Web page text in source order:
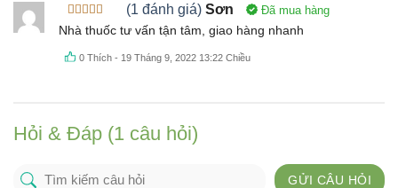
Được xếp
hạng55
sao
(1 đánh giá) Sơn Đã mua hàng
Nhà thuốc tư vấn tận tâm, giao hàng nhanh
0 Thích - 19 Tháng 9, 2022 13:22 Chiều
Hỏi & Đáp (1 câu hỏi)
GỬI CÂU HỎI